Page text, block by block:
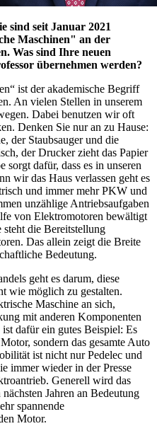
sind seit Januar 2021
Maschinen" an der
Was sind Ihre neuen
übernehmen werden?
ist der akademische Begriff
An vielen Stellen in unserem
Dabei benutzen wir oft
Denken Sie nur an zu Hause:
der Staubsauger und die
der Drucker zieht das Papier
dafür, dass es in unseren
wir das Haus verlassen geht es
und immer mehr PKW und
unzählige Antriebsaufgaben
von Elektromotoren bewältigt
steht die Bereitstellung
Das allein zeigt die Breite
Bedeutung.
geht es darum, diese
wie möglich zu gestalten.
Maschine an sich,
mit anderen Komponenten
dafür ein gutes Beispiel: Es
sondern das gesamte Auto
ist nicht nur Pedelec und
immer wieder in der Presse
Generell wird das
Jahren an Bedeutung
spannende
Motor.